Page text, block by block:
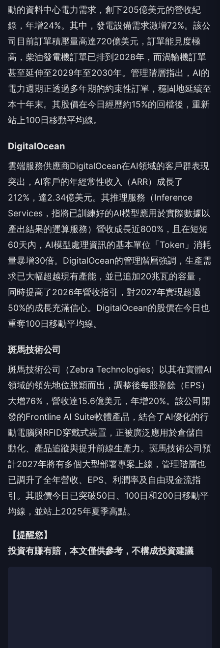
動的資料中心電力需求，創下205億美元的營收紀
錄，年增24%。其中，發電設備需求激增72%。該公
司目前訂單積壓量高達720億美元，訂單能見度極
高，柴油發電機訂單已排到2028年，而渦輪機訂單
甚至延伸至2029年至2030年。管理階層指出，AI的
電力週期正透過多年期的約束性訂單，穩固地延續至
本十年末。其股價在今日經歷約15%的回檔後，重新
站上100日移動平均線。
DigitalOcean
雲端服務供應商DigitalOcean在AI領域的客戶群表現
突出，AI客戶的年經常性收入（ARR）成長了
212%，達2.34億美元。其推理服務（Inference
Services，指將已訓練好的AI模型應用於實際數據以
產出結果的運算服務）營收成長近800%，且在短短
60天內，AI模型處理資訊的基本單位「Token」消耗
量暴增30倍。DigitalOcean的管理階層強調，生產需
求已大幅超越現有產能，並已追加20兆瓦的容量，
同時提高了2026年營收指引，對2027年實現超過
50%的成長充滿信心。DigitalOcean的股價在今日也
重奪100日移動平均線。
斑馬技術公司
斑馬技術公司（Zebra Technologies）以其在實體AI
領域的領先地位脫穎而出，調整後每股盈餘（EPS）
大增76%，營收達15.6億美元，年增20%。該公司開
發的Frontline AI Suite軟體產品，結合了AI優化的行
動電腦與RFID穿戴式裝置，正被廣泛應用於倉儲自
動化、產品追蹤與提升前線生產力。斑馬技術公司預
計2027年將有多個大型部署專案上線，管理階層也
已調升了全年營收、EPS、利潤率及自由現金流指
引。其股價今日已突破50日、100日和200日移動平
均線，並站上2025年夏季高點。
【提醒您】
投資有賺有賠，本文僅供參考，不構成投資建議